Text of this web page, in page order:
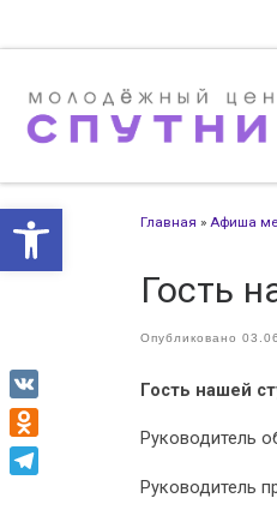
ОткрытьГлавная » Афиша
Гость
Опубликовано
Гость нашей
Руководитель
Руководитель
VK
Odnoklassniki